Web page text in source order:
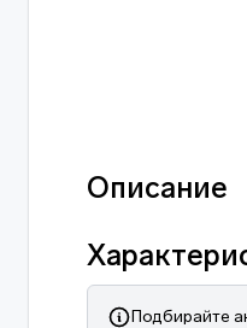
Описание
Подбирайте